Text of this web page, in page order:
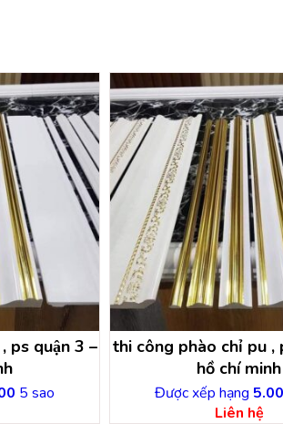
ps quận 3 –
5 sao
thi công phào chỉ pu ,
hồ chí minh
Được xếp hạng 5.00
Liên hệ